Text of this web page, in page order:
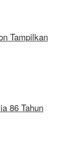
Tampilkan
86 Tahun